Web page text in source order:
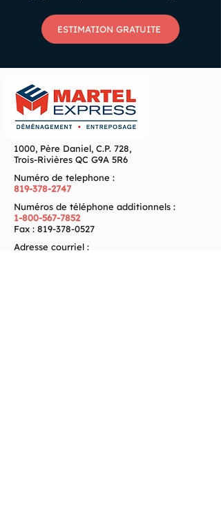
ESTIMATION GRATUITE
1000, Père Daniel, C.P. 728,
Trois-Rivières QC G9A 5R6
Numéro de telephone :
819-378-2747
Numéros de téléphone additionnels :
1-800-567-7852
Fax : 819-378-0527
Adresse courriel :